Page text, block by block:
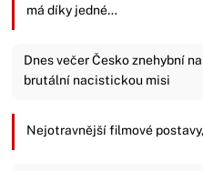
má díky jedné…
Dnes večer Česko znehybní
brutální nacistickou misi
Nejotravnější filmové